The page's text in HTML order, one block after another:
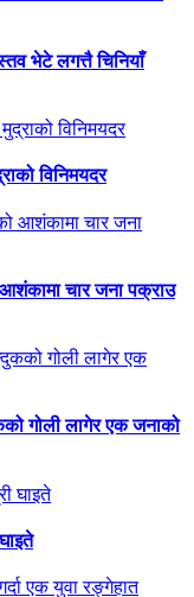
भेटे लगत्तै चिनियाँ
विनिमयदर
चार जना पक्राउ
गोली लागेर एक जनाको